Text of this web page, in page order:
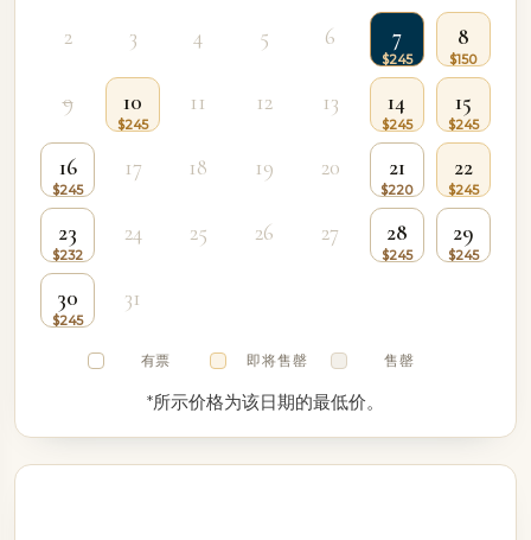
2 3 4 5 6 7 8
9 10 11 12 13 14 15
16 17 18 19 20 21 22
23 24 25 26 27 28 29
30 31
有票 即将售罄 售罄
*所示价格为该日期的最低价。